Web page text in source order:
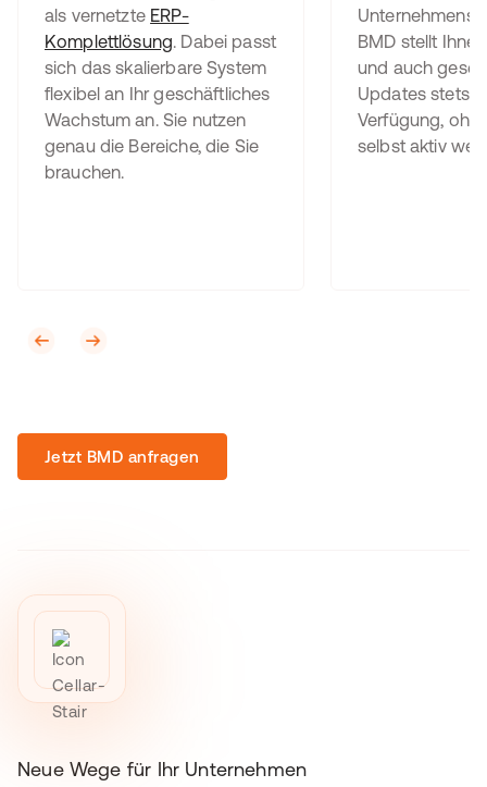
als vernetzte ERP-
Komplettlösung. Dabei passt
sich das skalierbare System
flexibel an Ihr geschäftliches
Wachstum an. Sie nutzen
genau die Bereiche, die Sie
brauchen.
BMD stellt
und auch
Updates stets
Verfügung,
selbst aktiv
Jetzt BMD anfragen
Neue Wege für Ihr Unternehmen